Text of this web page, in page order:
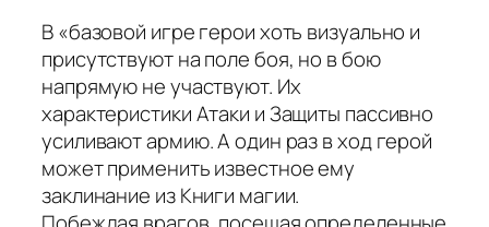
В «базовой игре герои хоть визуально и
присутствуют на поле боя, но в бою
напрямую не участвуют. Их
характеристики Атаки и Защиты пассивно
усиливают армию. А один раз в ход герой
может применить известное ему
заклинание из Книги магии.